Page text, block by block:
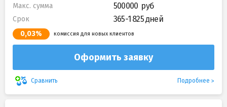
Макс. сумма 500000
Срок 365-1 825 дней
0,03% комиссия для новых клиентов
Оформить заявку
Сравнить Подробнее